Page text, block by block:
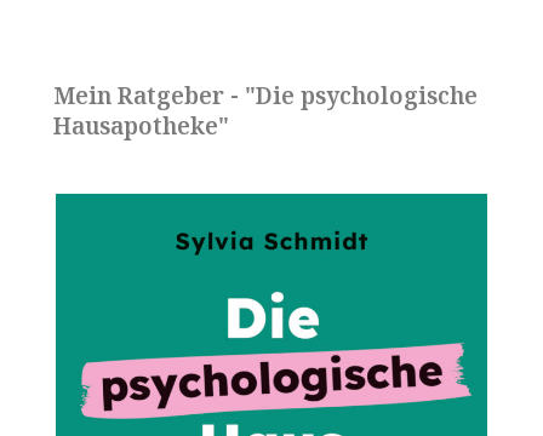
Mein Ratgeber - "Die psychologische
Hausapotheke"